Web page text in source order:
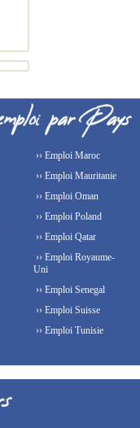
›› Emploi Maroc
›› Emploi Mauritanie
›› Emploi Oman
›› Emploi Poland
›› Emploi Qatar
›› Emploi Royaume-
Uni
›› Emploi Senegal
›› Emploi Suisse
›› Emploi Tunisie